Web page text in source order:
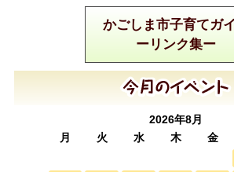
かごしま市子育てガ
ーリンク集ー
2026年8月
月
火 水 木 金